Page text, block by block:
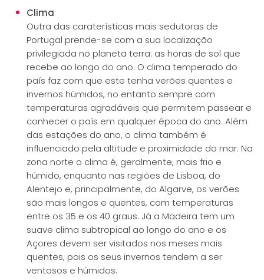
Clima
Outra das caraterísticas mais sedutoras de
Portugal prende-se com a sua localização
privilegiada no planeta terra: as horas de sol que
recebe ao longo do ano. O clima temperado do
país faz com que este tenha verões quentes e
invernos húmidos, no entanto sempre com
temperaturas agradáveis que permitem passear e
conhecer o país em qualquer época do ano. Além
das estações do ano, o clima também é
influenciado pela altitude e proximidade do mar. Na
zona norte o clima é, geralmente, mais frio e
húmido, enquanto nas regiões de Lisboa, do
Alentejo e, principalmente, do Algarve, os verões
são mais longos e quentes, com temperaturas
entre os 35 e os 40 graus. Já a Madeira tem um
suave clima subtropical ao longo do ano e os
Açores devem ser visitados nos meses mais
quentes, pois os seus invernos tendem a ser
ventosos e húmidos.